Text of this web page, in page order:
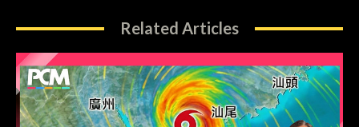
Related Articles